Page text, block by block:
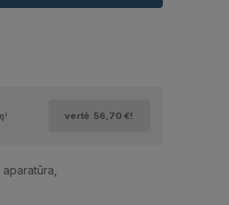
vertė 56,70 €!
aparatūra